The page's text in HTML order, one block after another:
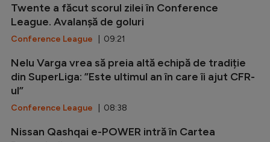
Twente a făcut scorul zilei în Conference
League. Avalanșă de goluri
Conference League | 09:21
Nelu Varga vrea să preia altă echipă de tradiție
din SuperLiga: ”Este ultimul an în care îi ajut CFR-
ul”
Conference League | 08:38
Nissan Qashqai e-POWER intră în Cartea